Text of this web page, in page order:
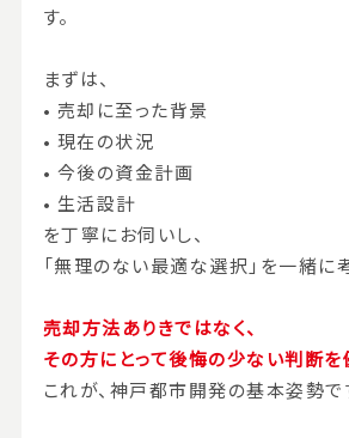
す。
まずは、
• 売却に至った背景
• 現在の状況
• 今後の資金計画
• 生活設計
を丁寧にお伺いし、
「無理のない最適な選択」を一緒に
売却方法ありきではなく、
その方にとって後悔の少ない判断を
これが、神戸都市開発の基本姿勢で